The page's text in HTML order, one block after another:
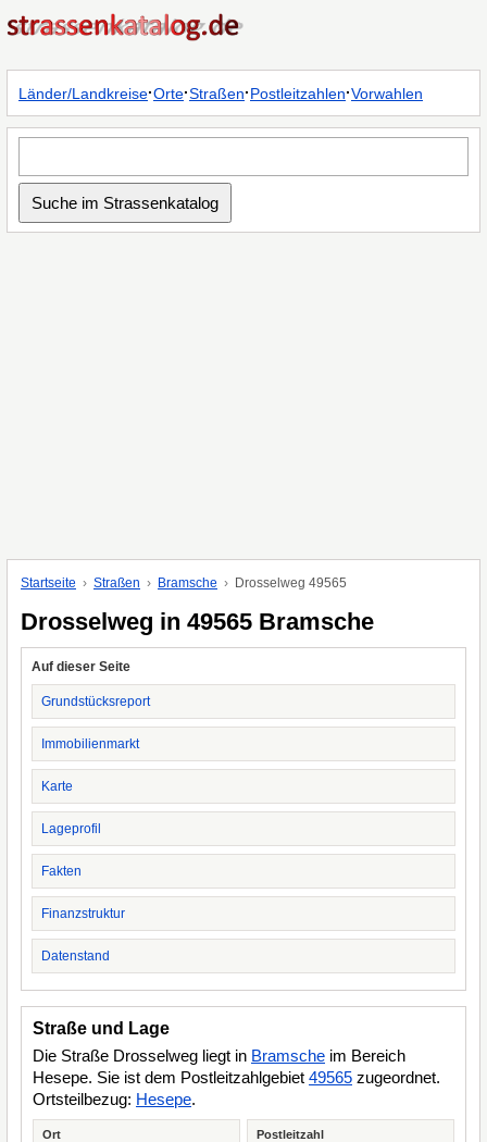
Länder/Landkreise·Orte·Straßen·Postleitzahlen·Vorwahlen
Startseite Straßen Bramsche Drosselweg 49565
Drosselweg in 49565 Bramsche
Auf dieser Seite
Grundstücksreport
Immobilienmarkt
Karte
Lageprofil
Fakten
Finanzstruktur
Datenstand
Straße und Lage
Die Straße Drosselweg liegt in Bramsche im Bereich
Hesepe. Sie ist dem Postleitzahlgebiet 49565 zugeordnet.
Ortsteilbezug: Hesepe.
Ort Postleitzahl